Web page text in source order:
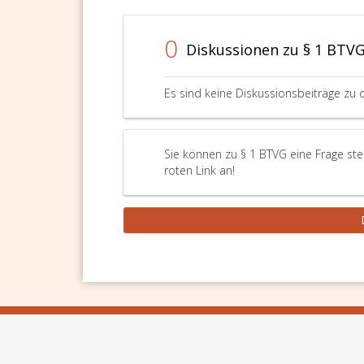
muss.
0 Diskussionen zu § 1 BTVG
Es sind keine Diskussionsbeiträge zu
Sie können zu § 1 BTVG eine Frage
roten Link an!